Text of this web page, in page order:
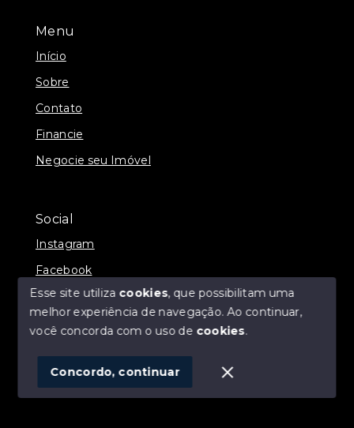
Menu
Início
Sobre
Contato
Financie
Negocie seu Imóvel
Social
Instagram
Facebook
© Copyright 2026 - ALEXANDRE LINS IMÓVEIS -
SITE PARA IMOBILIARIA
Esse site utiliza cookies, que possibilitam uma
melhor experiência de navegação.Ao continuar,
você concorda com o uso de cookies.
Concordo, continuar